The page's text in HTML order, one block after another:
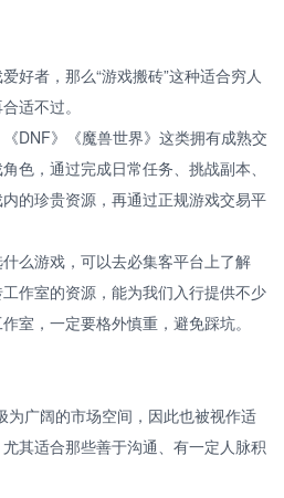
好者，那么“游戏搬砖”这种适合穷人
适不过。
DNF》《魔兽世界》这类拥有成熟交
色，通过完成日常任务、挑战副本、
的珍贵资源，再通过正规游戏交易平
么游戏，可以去必集客平台上了解
作室的资源，能为我们入行提供不少
室，一定要格外慎重，避免踩坑。
为广阔的市场空间，因此也被视作适
其适合那些善于沟通、有一定人脉积